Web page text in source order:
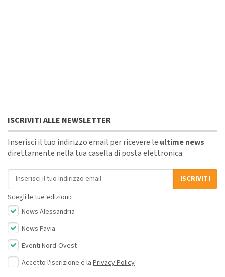
ISCRIVITI ALLE NEWSLETTER
Inserisci il tuo indirizzo email per ricevere le ultime news
direttamente nella tua casella di posta elettronica.
Indirizzo email
ISCRIVITI
Scegli le tue edizioni:
News Alessandria
News Pavia
Eventi Nord-Ovest
Accetto l'iscrizione e la Privacy Policy